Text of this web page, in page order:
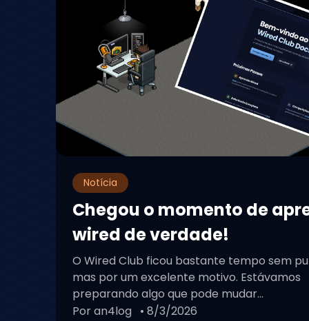
Notícia
Chegou o momento de
wired de verdade!
O Wired Club ficou bastante tempo sem
mas por um excelente motivo. Estávamos
preparando algo que pode mudar...
Por an4log • 8/3/2026